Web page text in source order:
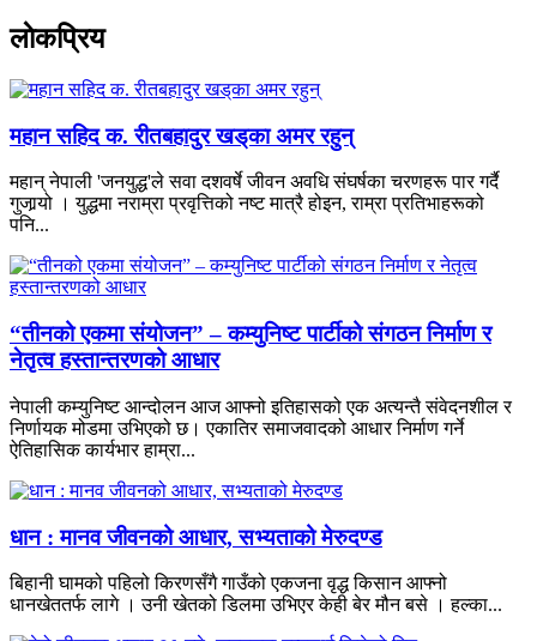
लाेकप्रिय
महान सहिद क. रीतबहादुर खड्‌का अमर रहुन्
महान् नेपाली 'जनयुद्ध'ले सवा दशवर्षे जीवन अवधि संघर्षका चरणहरू पार गर्दै
गुजार्‍यो । युद्धमा नराम्रा प्रवृत्तिको नष्ट मात्रै होइन, राम्रा प्रतिभाहरूको
पनि...
“तीनको एकमा संयोजन” – कम्युनिष्ट पार्टीको संगठन निर्माण र
नेतृत्व हस्तान्तरणको आधार
नेपाली कम्युनिष्ट आन्दोलन आज आफ्नो इतिहासको एक अत्यन्तै संवेदनशील र
निर्णायक मोडमा उभिएको छ। एकातिर समाजवादको आधार निर्माण गर्ने
ऐतिहासिक कार्यभार हाम्रा...
धान : मानव जीवनको आधार, सभ्यताको मेरुदण्ड
बिहानी घामको पहिलो किरणसँगै गाउँको एकजना वृद्ध किसान आफ्नो
धानखेततर्फ लागे । उनी खेतको डिलमा उभिएर केही बेर मौन बसे । हल्का...